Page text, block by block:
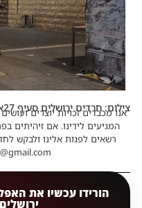
צילום: חרדים ירושלים סעיף 27א מ"ר
אנו מכבדים זכויות יוצרים
המגיעים לידינו. אם זיהיתים
רשאים לפנות אלינו ולבקש
הורידו עכשיו את